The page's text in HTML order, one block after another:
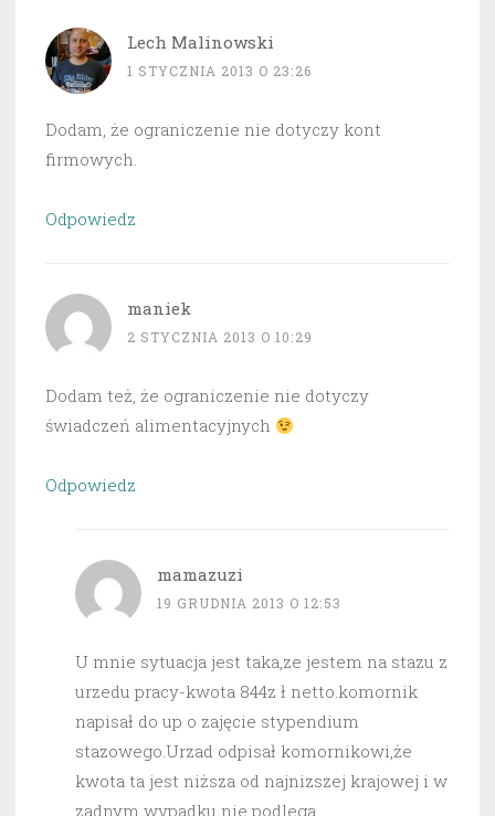
Lech Malinowski
1 STYCZNIA 2013 O 23:26
Dodam, że ograniczenie nie dotyczy kont
firmowych.
Odpowiedz
maniek
2 STYCZNIA 2013 O 10:29
Dodam też, że ograniczenie nie dotyczy
świadczeń alimentacyjnych
Odpowiedz
mamazuzi
19 GRUDNIA 2013 O 12:53
U mnie sytuacja jest taka,ze jestem na stazu z
urzedu pracy-kwota 844z ł netto.komornik
napisał do up o zajęcie stypendium
stazowego.Urzad odpisał komornikowi,że
kwota ta jest niższa od najnizszej krajowej i w
zadnym wypadku nie podlega